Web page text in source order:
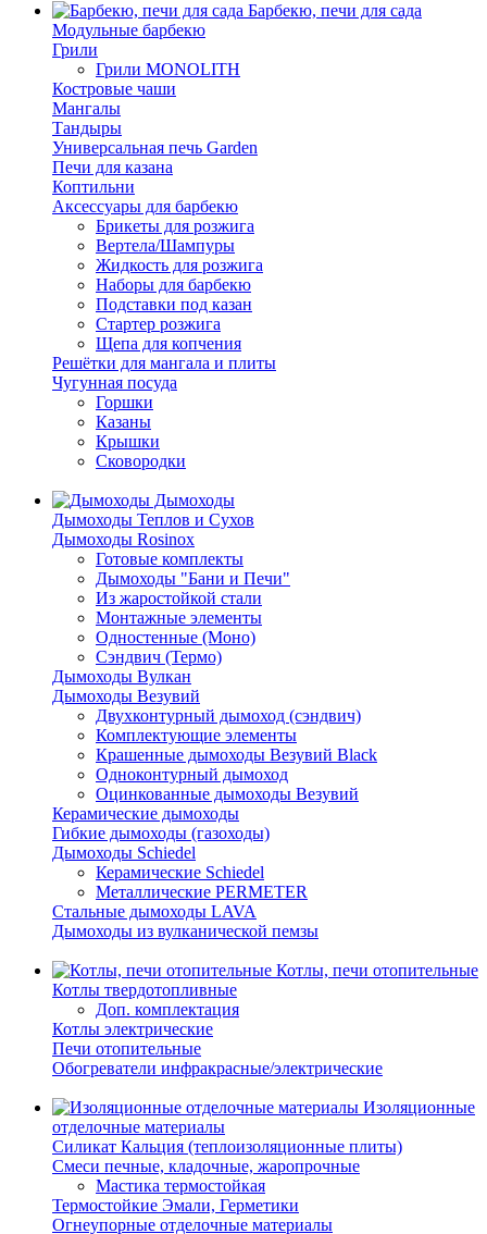
Барбекю, печи для сада
Модульные барбекю
Грили
Грили MONOLITH
Костровые чаши
Мангалы
Тандыры
Универсальная печь Garden
Печи для казана
Коптильни
Аксессуары для барбекю
Брикеты для розжига
Вертела/Шампуры
Жидкость для розжига
Наборы для барбекю
Подставки под казан
Стартер розжига
Щепа для копчения
Решётки для мангала и плиты
Чугунная посуда
Горшки
Казаны
Крышки
Сковородки
Дымоходы
Дымоходы Теплов и Сухов
Дымоходы Rosinox
Готовые комплекты
Дымоходы "Бани и Печи"
Из жаростойкой стали
Монтажные элементы
Одностенные (Моно)
Сэндвич (Термо)
Дымоходы Вулкан
Дымоходы Везувий
Двухконтурный дымоход (сэндвич)
Комплектующие элементы
Крашенные дымоходы Везувий Black
Одноконтурный дымоход
Оцинкованные дымоходы Везувий
Керамические дымоходы
Гибкие дымоходы (газоходы)
Дымоходы Schiedel
Керамические Schiedel
Металлические PERMETER
Стальные дымоходы LAVA
Дымоходы из вулканической пемзы
Котлы, печи отопительные
Котлы твердотопливные
Доп. комплектация
Котлы электрические
Печи отопительные
Обогреватели инфракрасные/электрические
Изоляционные
отделочные материалы
Силикат Кальция (теплоизоляционные плиты)
Смеси печные, кладочные, жаропрочные
Мастика термостойкая
Термостойкие Эмали, Герметики
Огнеупорные отделочные материалы